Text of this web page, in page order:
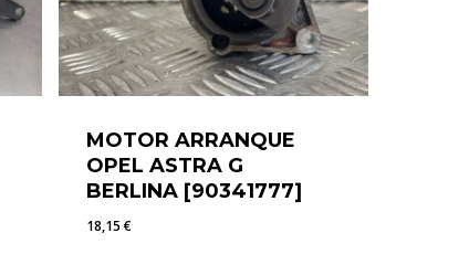
MOTOR ARRANQUE
OPEL ASTRA G
BERLINA [90341777]
18,15€